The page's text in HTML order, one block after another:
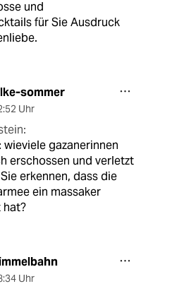
und
für Sie Ausdruck
sommer
Uhr
gazanerinnen
erschossen und verletzt
erkennen, dass die
ein massaker
hat?
Uhr